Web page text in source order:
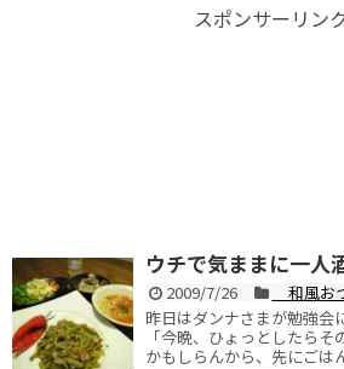
スポンサーリン
ウチで気ままに一人
2009/7/26
和風お
昨日はダンナさまが勉強会
「今晩、ひょっとしたら
かもしらんから、先にごは